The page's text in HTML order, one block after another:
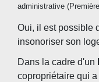
administrative
Oui, il est possible
insonoriser son
Dans la cadre d'un
copropriétaire qui